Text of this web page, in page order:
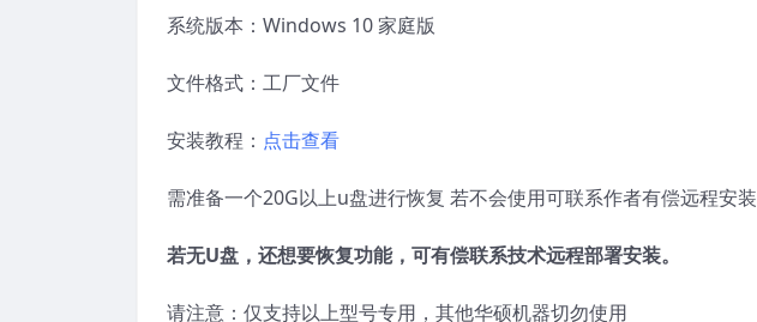
系统版本：Windows 10 家庭版
文件格式：工厂文件
安装教程： 点击查看
需准备一个20G以上u盘进行恢复 若不会使用可联系作者有偿远程安装
若无U盘，还想要恢复功能，可有偿联系技术远程部署安装。
请注意：仅支持以上型号专用，其他华硕机器切勿使用